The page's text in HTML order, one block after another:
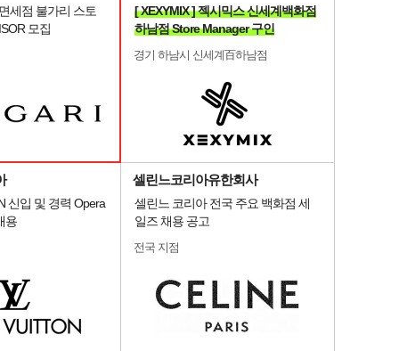
세점 불가리 스토
모집
[ XEXYMIX ] 젝시믹스 신세계백화점
하남점 Store Manager 구인
경기 하남시 신세계百하남점
신입 및 경력 Opera
용
셀린느코리아유한회사
셀린느 코리아 전국 주요 백화점 세
일즈 채용 공고
전국 지점